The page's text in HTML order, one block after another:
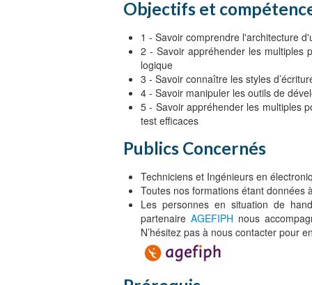
Objectifs et
1 - Savoir comprendre l'architecture
2 - Savoir appréhender les multiples
logique
3 - Savoir connaître les styles
4 - Savoir manipuler les outils de
5 - Savoir appréhender les multiples
test efficaces
Publics Concernés
Techniciens et Ingénieurs en
Toutes nos formations étant données
Les personnes en situation de
partenaire AGEFIPH nous
N’hésitez pas à nous contacter pour